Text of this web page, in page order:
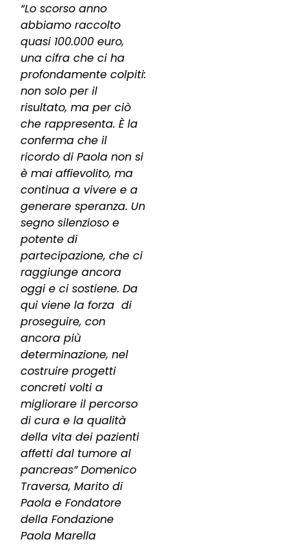
“Lo scorso anno
abbiamo raccolto
quasi 100.000 euro,
una cifra che ci ha
profondamente colpiti:
non solo per il
risultato, ma per ciò
che rappresenta. È la
conferma che il
ricordo di Paola non si
è mai affievolito, ma
continua a vivere e a
generare speranza. Un
segno silenzioso e
potente di
partecipazione, che ci
raggiunge ancora
oggi e ci sostiene. Da
qui viene la forza di
proseguire, con
ancora più
determinazione, nel
costruire progetti
concreti volti a
migliorare il percorso
di cura e la qualità
della vita dei pazienti
affetti dal tumore al
pancreas” Domenico
Traversa, Marito di
Paola e Fondatore
della Fondazione
Paola Marella